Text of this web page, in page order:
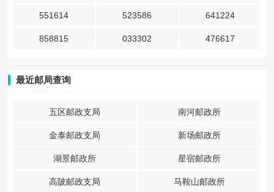
551614 523586 641224
858815 033302 476617
最近邮局查询
五区邮政支局 南河邮政所
金泰邮政支局 新场邮政所
湖景邮政所 星宿邮政所
高陂邮政支局 马鞍山邮政所